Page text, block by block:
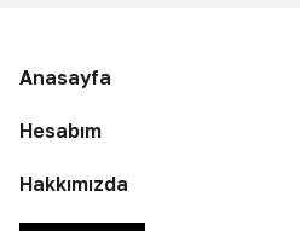
Anasayfa
Hesabım
Hakkımızda